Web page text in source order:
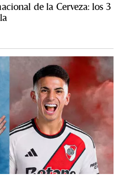
de la Cerveza: los 3